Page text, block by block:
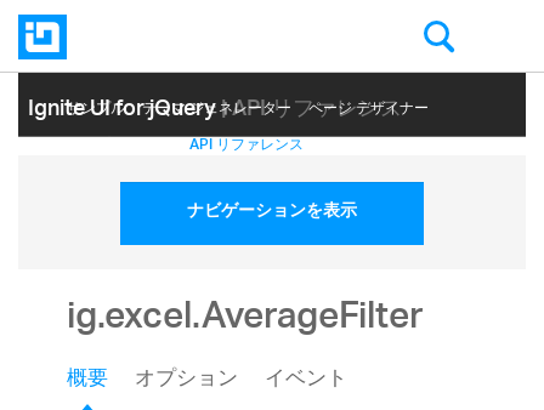
Ignite UI for jQuery| API リファレンス
サンプル テーマ ジェネレーター ページ デザイナー
ヘルプ トピック API リファレンス
ナビゲーションを表示
ig.excel.AverageFilter
概要 オプション
イベント